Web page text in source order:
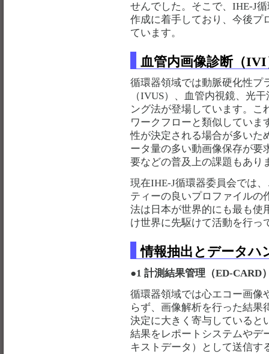
せんでした。そこで、IHE-J
作成に着手しており、今後プ
ています。
血管内画像診断（IVI
循環器領域では動脈硬化性プ
（IVUS）、血管内視鏡、光
ング法が登場しています。こ
ワークフローと類似していま
性が決定される場合が多いた
ータ量の多い動画像保存が要
要などの普及上の課題もあり
現在IHE-J循環器委員会では
ティーの良いプロファイルの
法は日本が世界的にも最も使
け世界に先駆けて活動を行っ
情報抽出とデータハ
●1 計測結果管理（ED-CARD
循環器領域では心エコー画像
らず、画像解析を行った結果
決定に大きく寄与していると
結果をレポートシステムやデ
キストデータ）として送信す